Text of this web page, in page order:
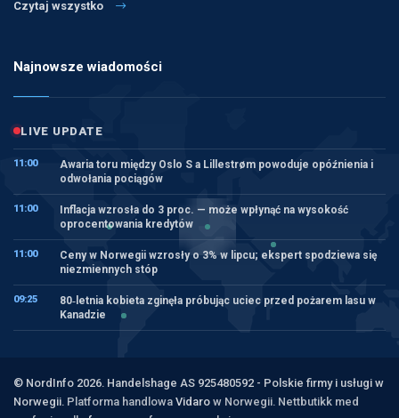
Czytaj wszystko
Najnowsze wiadomości
LIVE UPDATE
11:00
Awaria toru między Oslo S a Lillestrøm powoduje opóźnienia i
odwołania pociągów
11:00
Inflacja wzrosła do 3 proc. — może wpłynąć na wysokość
oprocentowania kredytów
11:00
Ceny w Norwegii wzrosły o 3% w lipcu; ekspert spodziewa się
niezmiennych stóp
09:25
80‑letnia kobieta zginęła próbując uciec przed pożarem lasu w
Kanadzie
© NordInfo 2026. Handelshage AS 925480592 - Polskie firmy i usługi w
Norwegii. Platforma handlowa Vidaro w Norwegii. Nettbutikk med